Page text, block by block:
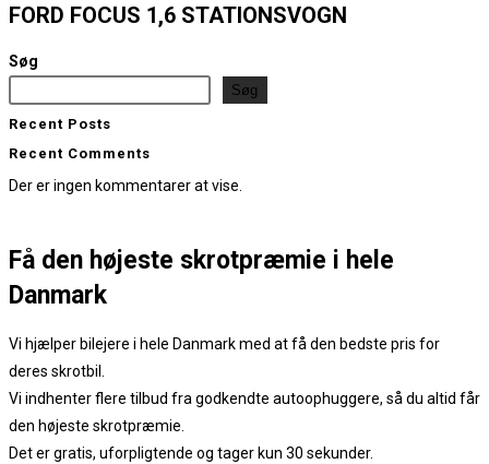
FORD FOCUS 1,6 STATIONSVOGN
Søg
Søg
Recent Posts
Recent Comments
Der er ingen kommentarer at vise.
Få den højeste skrotpræmie i hele
Danmark
Vi hjælper bilejere i hele Danmark med at få den bedste pris for
deres skrotbil.
Vi indhenter flere tilbud fra godkendte autoophuggere, så du altid får
den højeste skrotpræmie.
Det er gratis, uforpligtende og tager kun 30 sekunder.